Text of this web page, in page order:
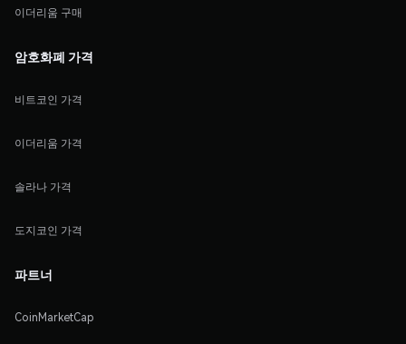
이더리움 구매
암호화폐 가격
비트코인 가격
이더리움 가격
솔라나 가격
도지코인 가격
파트너
CoinMarketCap